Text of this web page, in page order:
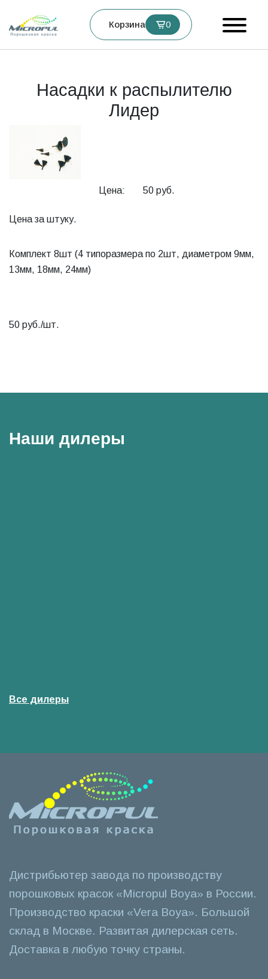
Корзина 0
Насадки к распылителю
Лидер
Цена: 50 руб.
Цена за штуку.
Комплект 8шт (4 типоразмера по 2шт, диаметром 9мм,
13мм, 18мм, 24мм)
50 руб./шт.
Наши дилеры
Все дилеры
Дистрибьютер завода по производству
порошковых красок «Micropul Boya» в России.
Производство краски «Vera Boya». Большой
склад в Москве. Развитая дилерская сеть.
Доставка в любую точку страны.